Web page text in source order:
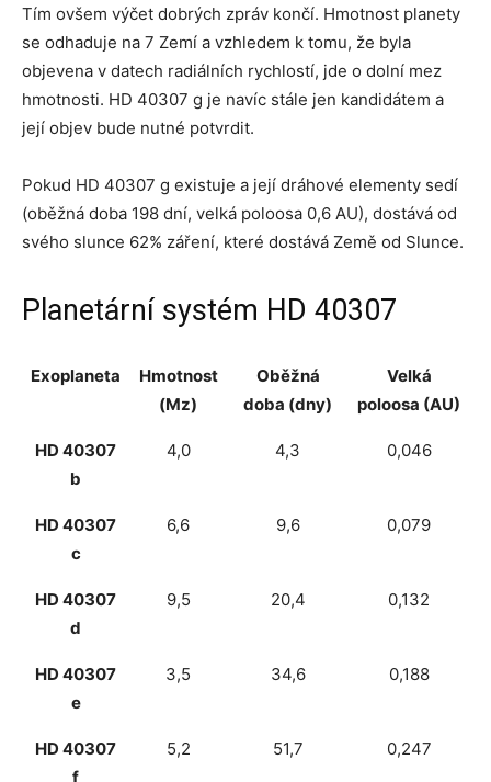
Tím ovšem výčet dobrých zpráv končí. Hmotnost planety
se odhaduje na 7 Zemí a vzhledem k tomu, že byla
objevena v datech radiálních rychlostí, jde o dolní mez
hmotnosti. HD 40307 g je navíc stále jen kandidátem a
její objev bude nutné potvrdit.
Pokud HD 40307 g existuje a její dráhové elementy sedí
(oběžná doba 198 dní, velká poloosa 0,6 AU), dostává od
svého slunce 62% záření, které dostává Země od Slunce.
Planetární systém HD 40307
Exoplaneta
Hmotnost
(Mz)
Oběžná
doba (dny)
Velká
poloosa (AU)
HD 40307
b
4,0 4,3 0,046
HD 40307
c
6,6 9,6 0,079
HD 40307
d
9,5 20,4 0,132
HD 40307
e
3,5 34,6 0,188
HD 40307
f
5,2 51,7 0,247